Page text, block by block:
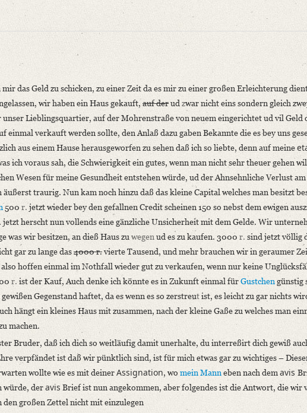
- Staats- und Universitätsbibliothek
U.
mir das Geld zu schicken, zu [...]“
das Geld zu schicken, zu einer Zeit da es mir zu einer großen Erleichterung
wir haben ein Haus gekauft, auf derud zwar nicht eins sondern gleich
Lieblingsquartier, auf der Mohrenstraße von neuem eingerichtet ud vil Geld
einmal verkauft werden sollte, den Anlaß dazu gaben Bekannte die es bey uns
aus einem Hause herausgeworfen zu sehen daß ich so liebte, denn auf meine
ich voraus sah, die Schwierigkeit ein gutes, wenn man nicht sehr theuer gehen
Wesen für meine Gesundheit entstehen würde, ud der Ahnsehnliche Verlust
traurig. Nun kam noch hinzu daß das kleine Capital welches man besitzt
500 r. jetzt wieder bey den gefallnen Credit scheinen 150 so nebst dem ewigen
herscht nun vollends eine gänzliche Unsicherheit mit dem Gelde. Wir
was wir besitzen, an dieß Haus zu wegen ud es zu kaufen. 3000 r. sind jetzt völlig
gar zu lange das4000 r.vierte Tausend, und mehr brauchen wir in geraumer
hoffen einmal im Nothfall wieder gut zu verkaufen, wenn nur keine
r. ist der Kauf, Auch denke ich könnte es in Zukunft einmal fürGustchengünstig
Gegenstand haftet, da es wenn es so zerstreutist, es leicht zu gar nichts
hängt ein kleines Haus mit zusammen, nach der kleine Gaße zu welches man
machen.
Bruder, daß ich dich so weitläufig damit unerhalte, du interreßirt dich gewiß
verpfändet ist daß wir pünktlich sind, ist für mich etwas gar zu wichtiges –
wollte wie es mit deinerAssignation, wo mein Manneben nach demavis
würde, deravis Brief ist nun angekommen, aber folgendes ist die Antwort, die wir
großen Zettel nicht mit einzulegen